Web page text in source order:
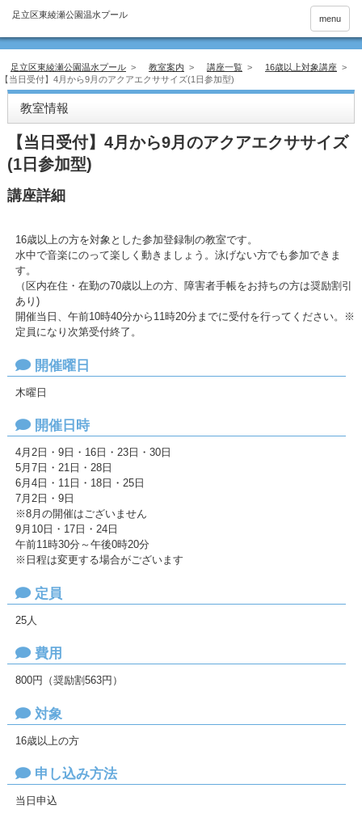
menu
足立区東綾瀬公園温水プール > 教室案内 > 講座一覧 > 16歳以上対象講座 >
【当日受付】4月から9月のアクアエクササイズ(1日参加型)
教室情報
【当日受付】4月から9月のアクアエクササイズ
(1日参加型)
講座詳細
16歳以上の方を対象とした参加登録制の教室です。
水中で音楽にのって楽しく動きましょう。泳げない方でも参加できま
す。
（区内在住・在勤の70歳以上の方、障害者手帳をお持ちの方は奨励割引
あり)
開催当日、午前10時40分から11時20分までに受付を行ってください。※
定員になり次第受付終了。
開催曜日
木曜日
開催日時
4月2日・9日・16日・23日・30日
5月7日・21日・28日
6月4日・11日・18日・25日
7月2日・9日
※8月の開催はございません
9月10日・17日・24日
午前11時30分～午後0時20分
※日程は変更する場合がございます
定員
25人
費用
800円（奨励割563円）
対象
16歳以上の方
申し込み方法
当日申込